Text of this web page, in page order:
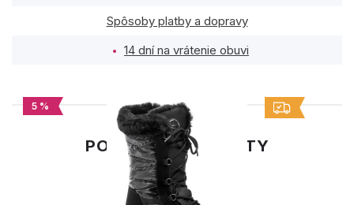
Spôsoby platby a dopravy
14 dní na vrátenie obuvi
PODOBNÉ PRODUKTY
5 %